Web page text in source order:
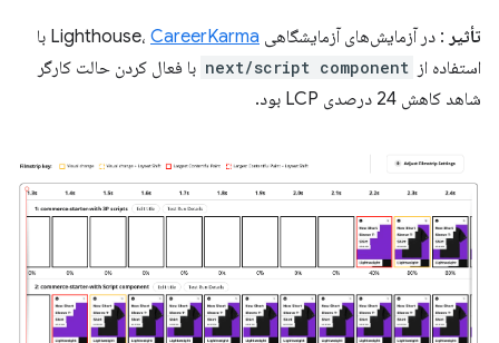
تأثیر : در آزمایش‌های آزمایشگاهی Lighthouse، CareerKarma
با
استفاده از next/script component با فعال کردن حالت کارگر
شاهد کاهش 24 درصدی LCP بود.